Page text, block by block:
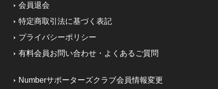
会員退会
特定商取引法に基づく表記
プライバシーポリシー
有料会員お問い合わせ・よくあるご質問
Numberサポーターズクラブ会員情報変更